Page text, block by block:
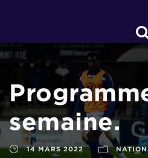
semaine.
14 MARS 2022